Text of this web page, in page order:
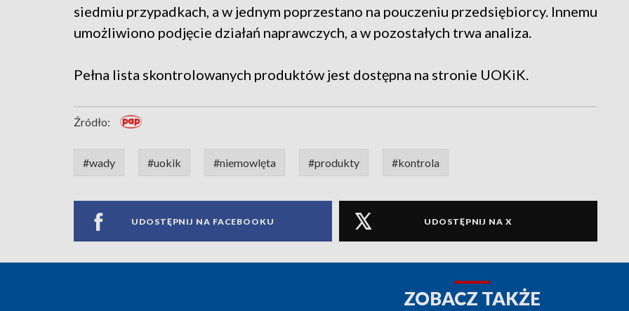
siedmiu przypadkach, a w jednym poprzestano na pouczeniu przedsiębiorcy. Innemu
umożliwiono podjęcie działań naprawczych, a w pozostałych trwa analiza.
Pełna lista skontrolowanych produktów jest dostępna na stronie UOKiK.
Źródło:
#wady #uokik #niemowlęta #produkty #kontrola
UDOSTĘPNIJ NA FACEBOOKU UDOSTĘPNIJ NA X
ZOBACZ TAKŻE